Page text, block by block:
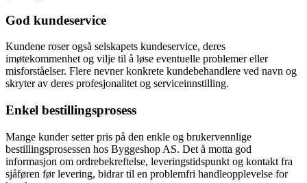
God kundeservice
Kundene roser også selskapets kundeservice, deres
imøtekommenhet og vilje til å løse eventuelle problemer eller
misforståelser. Flere nevner konkrete kundebehandlere ved navn og
skryter av deres profesjonalitet og serviceinnstilling.
Enkel bestillingsprosess
Mange kunder setter pris på den enkle og brukervennlige
bestillingsprosessen hos Byggeshop AS. Det å motta god
informasjon om ordrebekreftelse, leveringstidspunkt og kontakt fra
sjåføren før levering, bidrar til en problemfri handleopplevelse for